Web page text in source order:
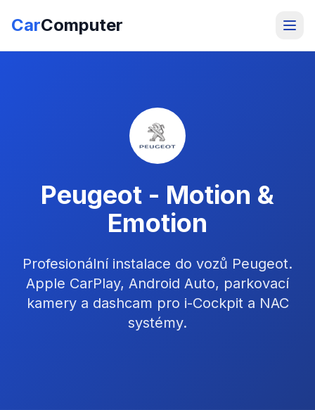
CarComputer
Peugeot - Motion &
Emotion
Profesionální instalace do vozů Peugeot.
Apple CarPlay, Android Auto, parkovací
kamery a dashcam pro i-Cockpit a NAC
systémy.